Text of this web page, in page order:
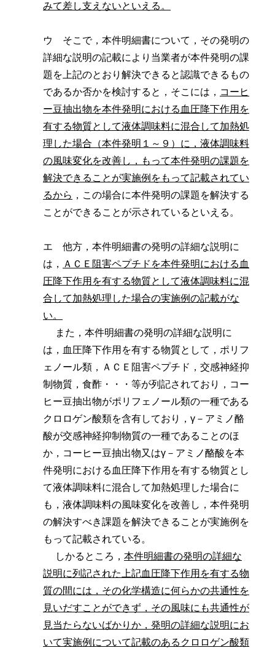
みて差し支えないといえる。
ウ そこで，本件明細書について，その発明の
詳細な説明の記載により当業者が本件発明の課
題を上記のとおり解決できると認識できるもの
であるか否かを検討すると，そこには， コーヒ
ー豆抽出物を本件発明における血圧降下作用を
有する物質として液体調味料に混合して加熱処
理した場合（本件発明１～９）に，液体調味料
の風味変化を改善し，もって本件発明の課題を
解決できることが実施例をもって記載されてい
るから ，この場合に本件発明の課題を解決する
ことができることが示されているといえる。
エ 他方，本件明細書の発明の詳細な説明に
は，
ＡＣＥ阻害ペプチドを本件発明における血
圧降下作用を有する物質として液体調味料に混
合して加熱処理した場合の実施例の記載がな
い。
また，本件明細書の発明の詳細な説明に
は，血圧降下作用を有する物質として，ポリフ
ェノール類，ＡＣＥ阻害ペプチド，交感神経抑
制物質，食酢・・・等が列記されており，コー
ヒー豆抽出物がポリフェノール類の一種である
クロロゲン酸類を含有しており，γ－アミノ酪
酸が交感神経抑制物質の一種であることのほ
か，コーヒー豆抽出物又はγ－アミノ酪酸を本
件発明における血圧降下作用を有する物質とし
て液体調味料に混合して加熱処理した場合に
も，液体調味料の風味変化を改善し，本件発明
の解決すべき課題を解決できることが実施例を
もって記載されている。
しかるところ， 本件明細書の発明の詳細な
説明に列記された上記血圧降下作用を有する物
質の間には，その化学構造に何らかの共通性を
見いだすことができず，その風味にも共通性が
見当たらないばかりか，発明の詳細な説明にお
いて実施例について記載のあるクロロゲン酸類